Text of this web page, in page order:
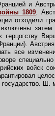
и
1809.
отходили
затем
все
войск
Ш.